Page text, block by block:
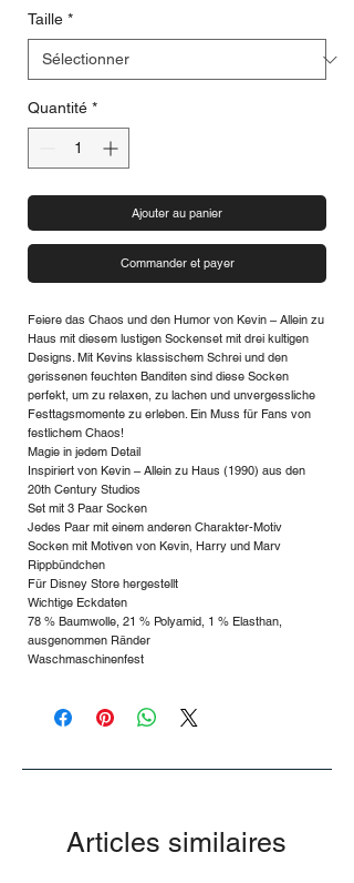
Taille *
Quantité *
Ajouter au panier
Commander et payer
Feiere das Chaos und den Humor von Kevin – Allein zu
Haus mit diesem lustigen Sockenset mit drei kultigen
Designs. Mit Kevins klassischem Schrei und den
gerissenen feuchten Banditen sind diese Socken
perfekt, um zu relaxen, zu lachen und unvergessliche
Festtagsmomente zu erleben. Ein Muss für Fans von
festlichem Chaos!
Magie in jedem Detail
Inspiriert von Kevin – Allein zu Haus (1990) aus den
20th Century Studios
Set mit 3 Paar Socken
Jedes Paar mit einem anderen Charakter-Motiv
Socken mit Motiven von Kevin, Harry und Marv
Rippbündchen
Für Disney Store hergestellt
Wichtige Eckdaten
78 % Baumwolle, 21 % Polyamid, 1 % Elasthan,
ausgenommen Ränder
Waschmaschinenfest
Articles similaires